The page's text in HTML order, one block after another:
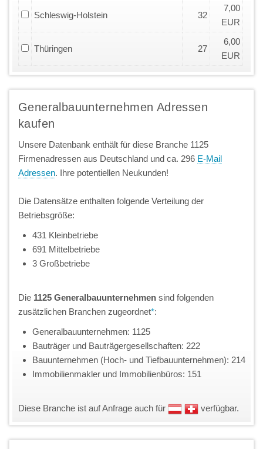
Schleswig-Holstein 32
7,00
EUR
Thüringen 27
6,00
EUR
Generalbauunternehmen Adressen
kaufen
Unsere Datenbank enthält für diese Branche 1125
Firmenadressen aus Deutschland und ca. 296 E-Mail
Adressen. Ihre potentiellen Neukunden!
Die Datensätze enthalten folgende Verteilung der
Betriebsgröße:
431 Kleinbetriebe
691 Mittelbetriebe
3 Großbetriebe
Die 1125 Generalbauunternehmen sind folgenden
zusätzlichen Branchen zugeordnet*:
Generalbauunternehmen: 1125
Bauträger und Bauträgergesellschaften: 222
Bauunternehmen (Hoch- und Tiefbauunternehmen): 214
Immobilienmakler und Immobilienbüros: 151
Diese Branche ist auf Anfrage auch für verfügbar.